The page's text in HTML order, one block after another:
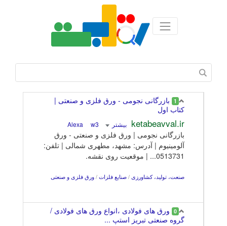
1 بازرگانی نجومی - ورق فلزی و صنعتی |
کتاب اول
ketabeavval.ir بیشتر w3
بازرگانی نجومی | ورق فلزی و صنعتی - ورق
آلومینیوم | آدرس: مشهد، مطهری شمالی | تلفن:
0513731... | موقعیت روی نقشه.
صنعت، تولید، کشاورزی / صنایع فلزات / ورق فلزی و صنعتی
0 ورق های فولادی ،انواع ورق های فولادی /
گروه صنعتی تبریز استپ ...